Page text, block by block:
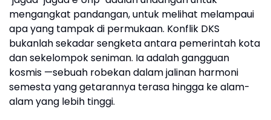
mengangkat pandangan, untuk melihat melampaui
apa yang tampak di permukaan. Konflik DKS
bukanlah sekadar sengketa antara pemerintah kota
dan sekelompok seniman. Ia adalah gangguan
kosmis —sebuah robekan dalam jalinan harmoni
semesta yang getarannya terasa hingga ke alam-
alam yang lebih tinggi.